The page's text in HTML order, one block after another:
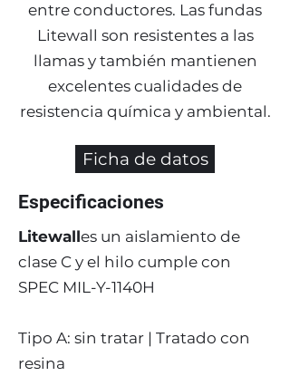
entre conductores. Las fundas
Litewall son resistentes a las
llamas y también mantienen
excelentes cualidades de
resistencia química y ambiental.
Ficha de datos
Especificaciones
Litewalles un aislamiento de
clase C y el hilo cumple con
SPEC MIL-Y-1140H
Tipo A: sin tratar | Tratado con
resina